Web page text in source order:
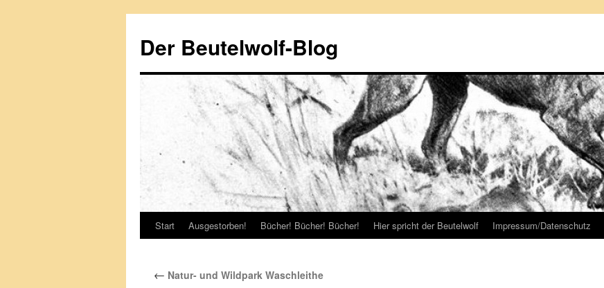
springen
Der Beutelwolf-Blog
Start Ausgestorben! Bücher! Bücher! Bücher! Hier spricht der Beutelwolf Impressum/Datenschutz
← Natur- und Wildpark Waschleithe